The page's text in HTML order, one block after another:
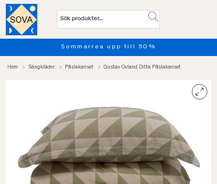
Sommarrea upp till 50%
Hem Sängkläder Påslakanset Gustav Ovland Ditta Påslakanset